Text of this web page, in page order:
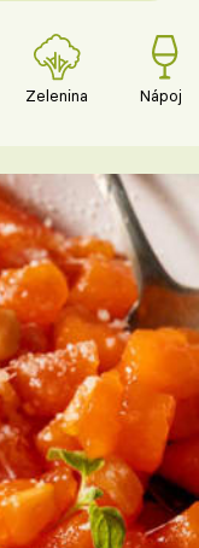
Zelenina Nápoje